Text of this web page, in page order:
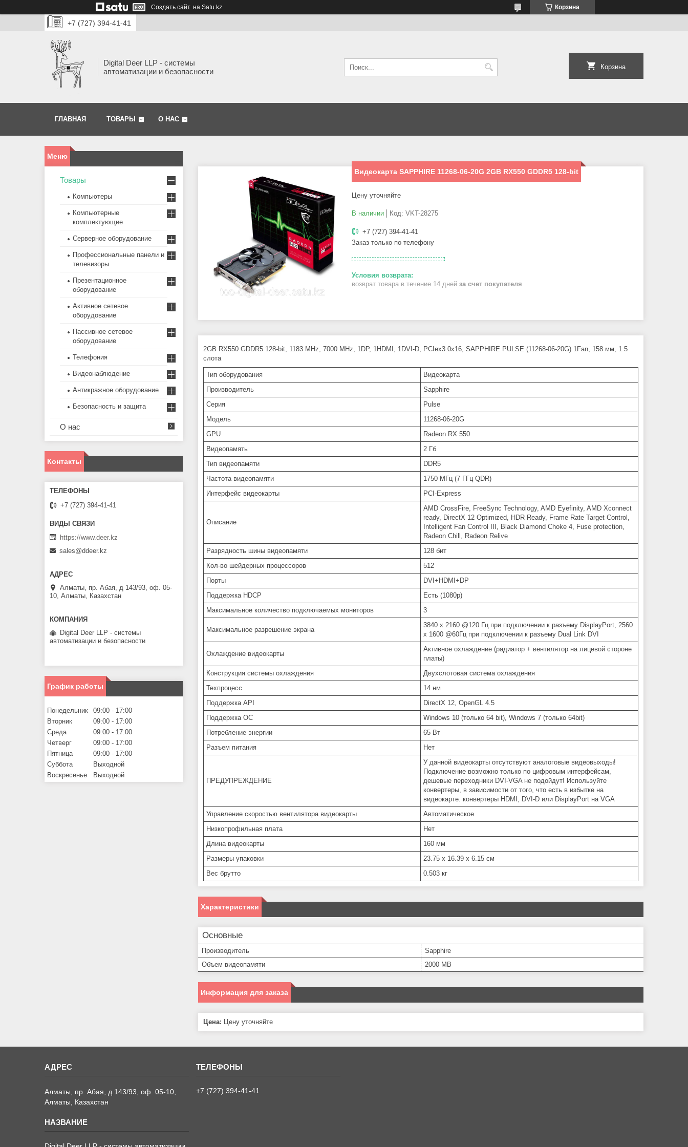
Создать сайт на Satu.kz Корзина
+7 (727) 394-41-41
Digital Deer LLP - системы
автоматизации и безопасности
Корзина
ГЛАВНАЯ ТОВАРЫ О НАС
Видеокарта SAPPHIRE 11268-06-20G 2GB RX550 GDDR5 128-bit
Цену уточняйте
В наличии Код: VKT-28275
+7 (727) 394-41-41
Заказ только по телефону
возврат товара в течение 14 дней за счет покупателя
2GB RX550 GDDR5 128-bit, 1183 MHz, 7000 MHz, 1DP, 1HDMI, 1DVI-D, PCIex3.0x16, SAPPHIRE PULSE (11268-06-20G) 1Fan, 158 мм, 1.5
слота
Тип оборудования
Видеокарта
Производитель
Sapphire
Серия
Pulse
Модель
11268-06-20G
GPU
Radeon RX 550
Видеопамять
2 Гб
Тип видеопамяти
DDR5
Частота видеопамяти
1750 МГц (7 ГГц QDR)
Интерфейс видеокарты
PCI-Express
Описание
AMD CrossFire, FreeSync Technology, AMD Eyefinity, AMD Xconnect
ready, DirectX 12 Optimized, HDR Ready, Frame Rate Target Control,
Intelligent Fan Control III, Black Diamond Choke 4, Fuse protection,
Radeon Chill, Radeon Relive
Разрядность шины видеопамяти
128 бит
Кол-во шейдерных процессоров
512
Порты
DVI+HDMI+DP
Поддержка HDCP
Есть (1080p)
Максимальное количество подключаемых мониторов
3
Максимальное разрешение экрана
3840 x 2160 @120 Гц при подключении к разъему DisplayPort, 2560
x 1600 @60Гц при подключении к разъему Dual Link DVI
Охлаждение видеокарты
Активное охлаждение (радиатор + вентилятор на лицевой стороне
платы)
Конструкция системы охлаждения
Двухслотовая система охлаждения
Техпроцесс
14 нм
Поддержка API
DirectX 12, OpenGL 4.5
Поддержка ОС
Windows 10 (только 64 bit), Windows 7 (только 64bit)
Потребление энергии
65 Вт
Разъем питания
Нет
ПРЕДУПРЕЖДЕНИЕ
У данной видеокарты отсутствуют аналоговые видеовыходы!
Подключение возможно только по цифровым интерфейсам,
дешевые переходники DVI-VGA не подойдут! Используйте
конвертеры, в зависимости от того, что есть в избытке на
видеокарте. конвертеры HDMI, DVI-D или DisplayPort на VGA
Управление скоростью вентилятора видеокарты
Автоматическое
Низкопрофильная плата
Нет
Длина видеокарты
160 мм
Размеры упаковки
23.75 x 16.39 x 6.15 см
Вес брутто
0.503 кг
Характеристики
Основные
Производитель
Sapphire
Объем видеопамяти
2000 MB
Информация для заказа
Цена: Цену уточняйте
Товары
Компьютеры
Компьютерные
комплектующие
Серверное оборудование
Профессиональные панели и
телевизоры
Презентационное
оборудование
Активное сетевое
оборудование
Пассивное сетевое
оборудование
Телефония
Видеонаблюдение
Антикражное оборудование
Безопасность и защита
О нас
Контакты
+7 (727) 394-41-41
https://www.deer.kz
sales@ddeer.kz
Алматы, пр. Абая, д 143/93, оф. 05-
10, Алматы, Казахстан
Digital Deer LLP - системы
автоматизации и безопасности
График работы
Понедельник 09:00
17:00
Вторник
09:00
17:00
Среда
09:00
17:00
Четверг
09:00
17:00
Пятница
09:00
17:00
Суббота
Выходной
Воскресенье
Выходной
Алматы, пр. Абая, д 143/93, оф. 05-10,
Алматы, Казахстан
+7 (727) 394-41-41